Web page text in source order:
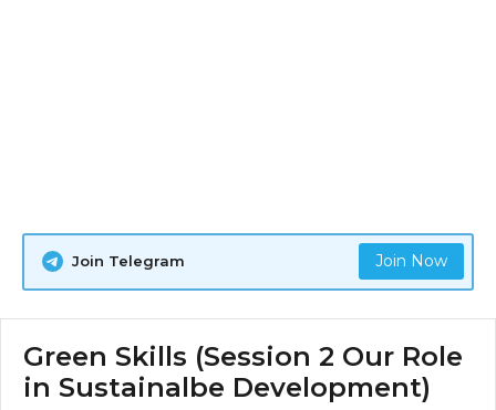
Join Telegram Join Now
Green Skills (Session 2 Our Role
in Sustainalbe Development)